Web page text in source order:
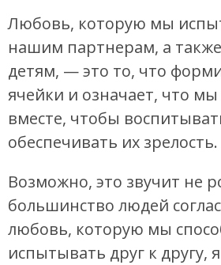
Любовь, которую мы
нашим партнерам, а
детям, — это то, что
ячейки и означает, что
вместе, чтобы
обеспечивать их зрелость.
Возможно, это звучит не
большинство людей
любовь, которую мы
испытывать друг к другу,